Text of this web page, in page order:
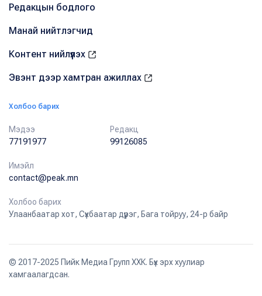
Редакцын бодлого
Манай нийтлэгчид
Контент нийлүүлэх
Эвэнт дээр хамтран ажиллах
Холбоо барих
Мэдээ
77191977
Редакц
99126085
Имэйл
contact@peak.mn
Холбоо барих
Улаанбаатар хот, Сүхбаатар дүүрэг, Бага тойруу, 24-р байр
© 2017-2025 Пийк Медиа Групп ХХК. Бүх эрх хуулиар
хамгаалагдсан.